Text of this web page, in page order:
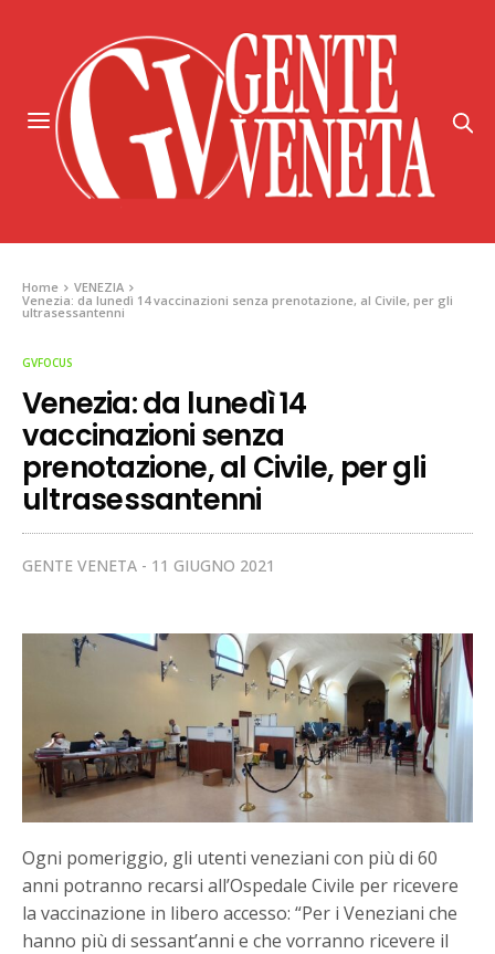
Home
VENEZIA
Venezia: da lunedì 14 vaccinazioni senza prenotazione, al Civile, per gli
ultrasessantenni
GVFOCUS
Venezia: da lunedì 14
vaccinazioni senza
prenotazione, al Civile, per gli
ultrasessantenni
GENTE VENETA 11 GIUGNO 2021
Ogni pomeriggio, gli utenti veneziani con più di 60
anni potranno recarsi all’Ospedale Civile per ricevere
la vaccinazione in libero accesso: “Per i Veneziani che
hanno più di sessant’anni e che vorranno ricevere il